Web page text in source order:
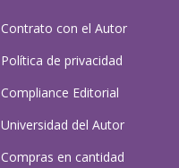
Contrato con el Autor
Política de privacidad
Compliance Editorial
Universidad del Autor
Compras en cantidad